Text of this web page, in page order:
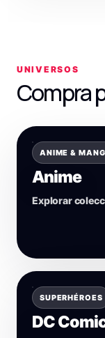
UNIVERSOS
Compra
ANIME &
Anime
Explorar
SUPERHÉROES
DC